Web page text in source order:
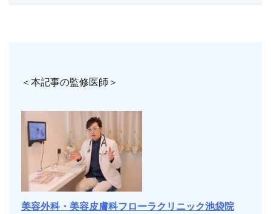
＜本記事の監修医師＞
美容外科・美容皮膚科フローラクリニック池袋院